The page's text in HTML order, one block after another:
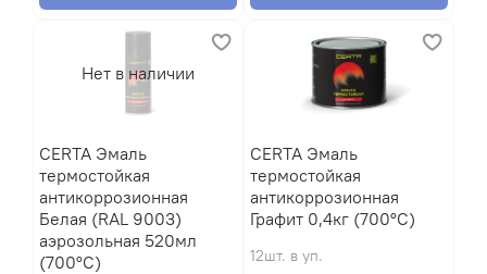
Нет в наличии
CERTA Эмаль
термостойкая
антикоррозионная
Белая (RAL 9003)
аэрозольная 520мл
(700°С)
CERTA Эмаль
термостойкая
антикоррозионная
Графит 0,4кг (700°С)
12шт. в уп.